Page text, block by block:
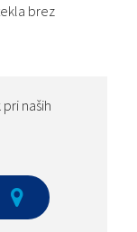
brez
naših